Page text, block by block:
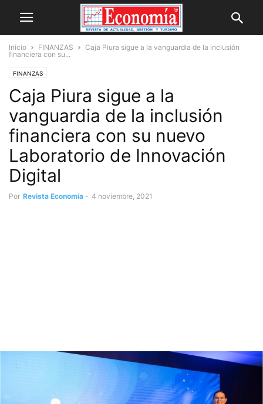
Inicio FINANZAS
Caja Piura sigue a la vanguardia de la inclusión
financiera con su...
FINANZAS
Caja Piura sigue a la
vanguardia de la inclusión
financiera con su nuevo
Laboratorio de Innovación
Digital
Por Revista Economía - 4 noviembre, 2021